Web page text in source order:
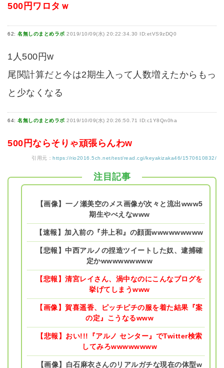
500円ワロタｗ
62: 名無しのまとめラボ 2019/10/09(水) 20:22:34.30 ID:etVS9zDQ0
1人500円w
尾関計算だと今は2期生入って人数増えたからもっ
と少なくなる
64: 名無しのまとめラボ 2019/10/09(水) 20:26:50.71 ID:c1Y8Qn0ha
500円ならそりゃ頑張らんわw
引用元： https://rio2016.5ch.net/test/read.cgi/keyakizaka46/1570610832/
注目記事
【画像】一ノ瀬美空のメス画像が次々と流出www5
期生やべえなwww
【速報】加入前の『井上和』の顔面wwwwwwwww
【悲報】中西アルノの捏造ツイートした奴、逮捕確
定かwwwwwwwww
【悲報】清宮レイさん、渦中なのにこんなブログを
挙げてしまうwww
【画像】賀喜遥香、ピッチピチの服を着た結果『案
の定』こうなるwww
【悲報】おい!!!『アルノ センター』でTwitter検索
してみろwwwwwwww
【画像】白石麻衣さんのリアルガチな現在の体型w